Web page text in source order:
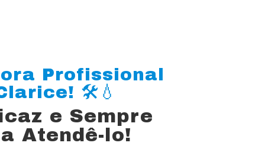
Profissional
🛠️💧
e Sempre
Atendê-lo!